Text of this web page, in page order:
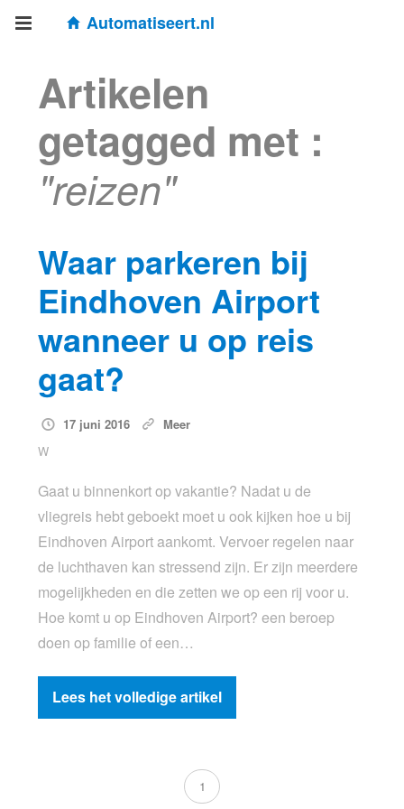
Automatiseert.nl
Artikelen
getagged met :
"reizen"
Waar parkeren bij
Eindhoven Airport
wanneer u op reis
gaat?
17 juni 2016
Meer
W
Gaat u binnenkort op vakantie? Nadat u de
vliegreis hebt geboekt moet u ook kijken hoe u bij
Eindhoven Airport aankomt. Vervoer regelen naar
de luchthaven kan stressend zijn. Er zijn meerdere
mogelijkheden en die zetten we op een rij voor u.
Hoe komt u op Eindhoven Airport? een beroep
doen op familie of een…
Lees het volledige artikel
1